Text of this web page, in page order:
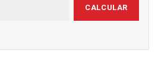
CALCULAR